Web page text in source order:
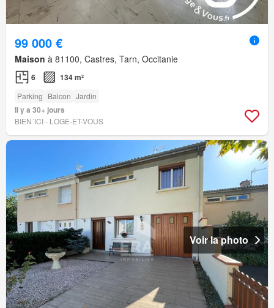
99 000 €
Maison à 81100, Castres, Tarn, Occitanie
6 134 m²
Parking Balcon Jardin
Il y a 30+ jours
BIEN´ICI - LOGE-ET-VOUS
Voir la photo